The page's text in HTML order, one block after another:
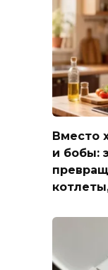
Вместо
и бобы: